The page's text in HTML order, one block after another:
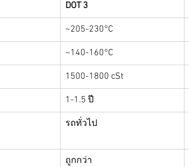
DOT 3
~205-230°C
~140-160°C
1500-1800 cSt
1-1.5 ปี
รถทั่วไป
ถูกกว่า